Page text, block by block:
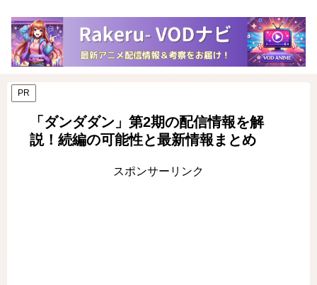
PR
「ダンダダン」第2期の配信情報を解
説！続編の可能性と最新情報まとめ
スポンサーリンク